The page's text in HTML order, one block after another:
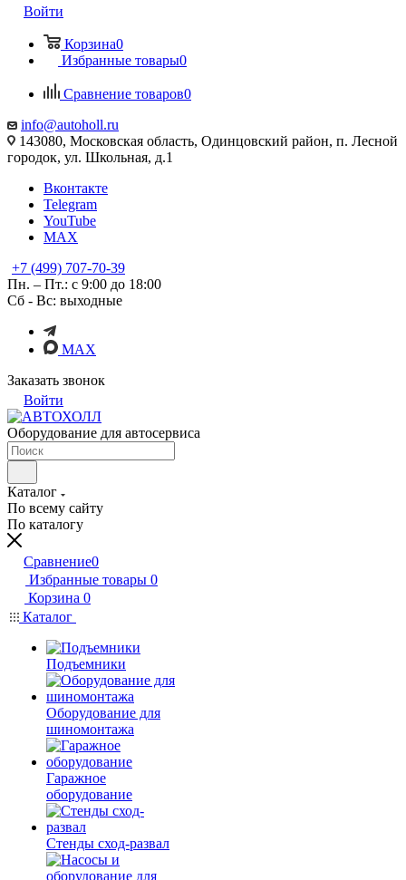
Войти
Корзина0
Избранные товары0
Сравнение товаров0
info@autoholl.ru
143080, Московская область, Одинцовский район, п. Лесной
городок, ул. Школьная, д.1
Вконтакте
Telegram
YouTube
MAX
+7 (499) 707-70-39
Пн. – Пт.: с 9:00 до 18:00
Сб - Вс: выходные
MAX
Заказать звонок
Войти
Оборудование для автосервиса
Каталог
По всему сайту
По каталогу
Сравнение0
Избранные товары 0
Корзина 0
Каталог
Подъемники
Оборудование для
шиномонтажа
Гаражное
оборудование
Стенды сход-развал